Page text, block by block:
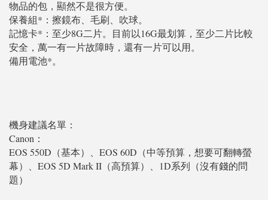
物品的包，顯然不是很方便。
保養組*：擦鏡布、毛刷、吹球。
記憶卡*：至少8G二片。目前以16G最划算，至少二片比較
安全，萬一有一片故障時，還有一片可以用。
備用電池*。
機身建議名單：
Canon：
EOS 550D（基本）、EOS 60D（中等預算，想要可翻轉螢
幕）、EOS 5D Mark II（高預算）、1D系列（沒有錢的問
題）